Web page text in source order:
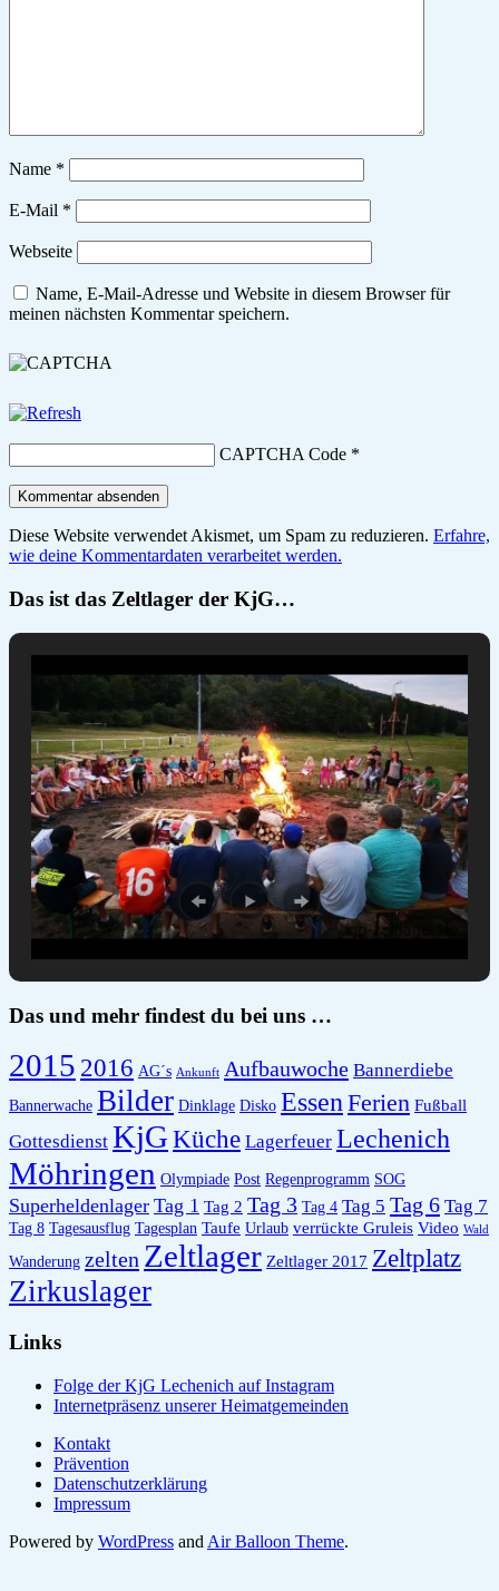
Name *
E-Mail *
Webseite
Name, E-Mail-Adresse und Website in diesem Browser für
meinen nächsten Kommentar speichern.
CAPTCHA Code *
Diese Website verwendet Akismet, um Spam zu reduzieren. Erfahre,
wie deine Kommentardaten verarbeitet werden.
Das ist das Zeltlager der KjG…
Das und mehr findest du bei uns …
2015 2016 AG´s Ankunft Aufbauwoche Bannerdiebe
Bannerwache Bilder Dinklage Disko Essen Ferien Fußball
Gottesdienst KjG Küche Lagerfeuer Lechenich
Möhringen Olympiade Post Regenprogramm SOG
Superheldenlager Tag 1 Tag 2 Tag 3 Tag 4 Tag 5 Tag 6 Tag 7
Tag 8 Tagesausflug Tagesplan Taufe Urlaub verrückte Gruleis Video Wald
Wanderung zelten Zeltlager Zeltlager 2017 Zeltplatz
Zirkuslager
Links
Folge der KjG Lechenich auf Instagram
Internetpräsenz unserer Heimatgemeinden
Kontakt
Prävention
Datenschutzerklärung
Impressum
Powered by WordPress and Air Balloon Theme.